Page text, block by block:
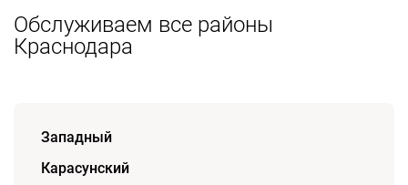
Обслуживаем все районы
Краснодара
Западный
Карасунский